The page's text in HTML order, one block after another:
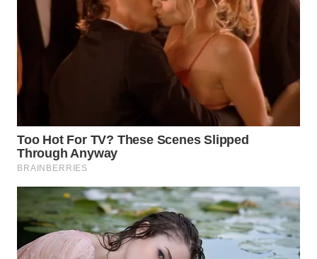
WN
CIANJUR
WN
WN
TANGERANG
BINJAI
WN
CIREBON